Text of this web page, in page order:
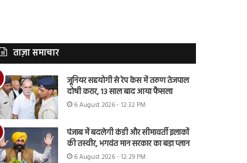
ताज़ा समाचार
जूनियर सहयोगी से रेप केस में तरुण तेजपाल
दोषी करार, 13 साल बाद आया फैसला
6 August 2026 - 12:32 PM
पंजाब में बदलेगी कंडी और सीमावर्ती इलाकों
की तस्वीर, भगवंत मान सरकार का बड़ा प्लान
6 August 2026 - 12:29 PM